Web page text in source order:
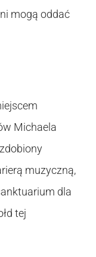
mogą oddać
Michaela
muzyczną,
dla
tej